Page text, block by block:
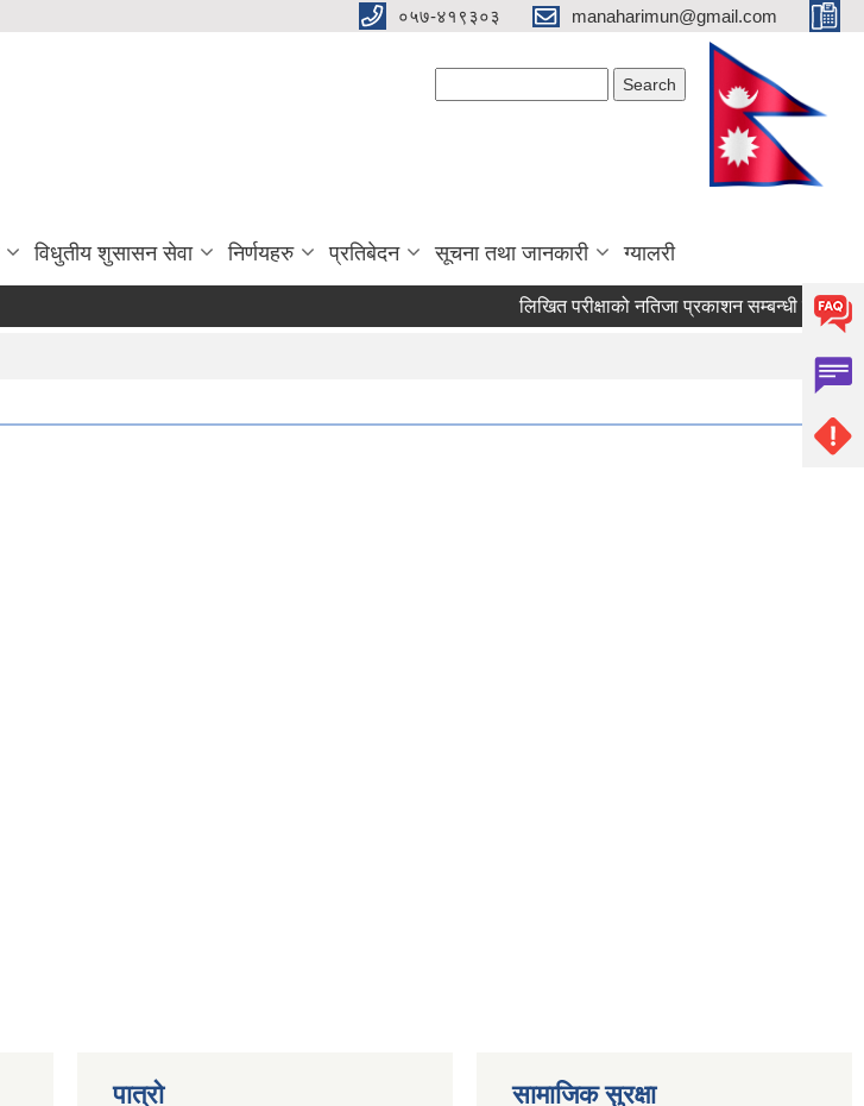
०५७-४१९३०३ manaharimun@gmail.com
विधुतीय शुसासन सेवा निर्णयहरु प्रतिबेदन सूचना तथा जानकारी ग्यालरी
लिखित परीक्षाको नतिजा प्रकाशन सम्बन्धी सूचना ।
पात्रो सामाजिक सुरक्षा